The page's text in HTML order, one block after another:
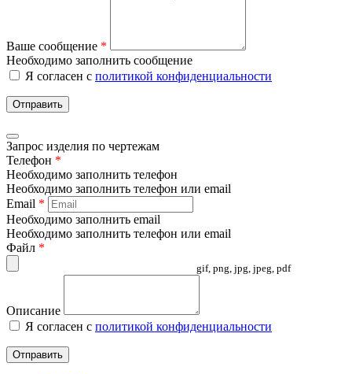
Ваше сообщение *
Необходимо заполнить сообщение
Я согласен с политикой конфиденциальности
Отправить
Запрос изделия по чертежам
Телефон *
Необходимо заполнить телефон
Необходимо заполнить телефон или email
Email *
Необходимо заполнить email
Необходимо заполнить телефон или email
Файл *
gif, png, jpg, jpeg, pdf
Описание
Я согласен с политикой конфиденциальности
Отправить